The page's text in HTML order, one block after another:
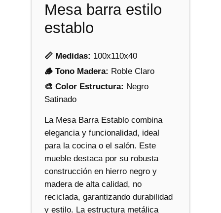
a
d
Mesa barra estilo
establo
📏 Medidas: 100x110x40
🪵 Tono Madera: Roble Claro
🎨 Color Estructura: Negro
Satinado
La Mesa Barra Establo combina
elegancia y funcionalidad, ideal
para la cocina o el salón. Este
mueble destaca por su robusta
construcción en hierro negro y
madera de alta calidad, no
reciclada, garantizando durabilidad
y estilo. La estructura metálica